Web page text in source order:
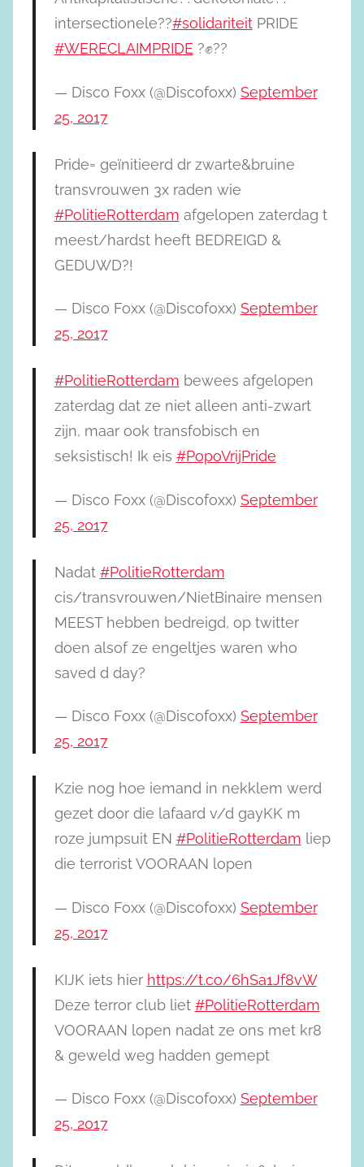
intersectionele??#solidariteitPRIDE
#WERECLAIMPRIDE ?✊??
— Disco Foxx (@Discofoxx) September
25, 2017
Pride= geïnitieerd dr zwarte&bruine
transvrouwen 3x raden wie
#PolitieRotterdam afgelopen zaterdag t
meest/hardst heeft BEDREIGD &
GEDUWD?!
— Disco Foxx (@Discofoxx) September
25, 2017
#PolitieRotterdam bewees afgelopen
zaterdag dat ze niet alleen anti-zwart
zijn, maar ook transfobisch en
seksistisch! Ik eis #PopoVrijPride
— Disco Foxx (@Discofoxx) September
25, 2017
Nadat #PolitieRotterdam
cis/transvrouwen/NietBinaire mensen
MEEST hebben bedreigd, op twitter
doen alsof ze engeltjes waren who
saved d day?
— Disco Foxx (@Discofoxx) September
25, 2017
Kzie nog hoe iemand in nekklem werd
gezet door die lafaard v/d gayKK m
roze jumpsuit EN #PolitieRotterdam liep
die terrorist VOORAAN lopen
— Disco Foxx (@Discofoxx) September
25, 2017
KIJK iets hier https://t.co/6hSa1Jf8vW
Deze terror club liet #PolitieRotterdam
VOORAAN lopen nadat ze ons met kr8
& geweld weg hadden gemept
— Disco Foxx (@Discofoxx) September
25, 2017